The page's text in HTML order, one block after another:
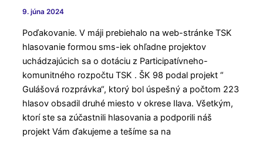
9. júna 2024
Poďakovanie. V máji prebiehalo na web-stránke TSK
hlasovanie formou sms-iek ohľadne projektov
uchádzajúcich sa o dotáciu z Participatívneho-
komunitného rozpočtu TSK . ŠK 98 podal projekt “
Gulášová rozprávka“, ktorý bol úspešný a počtom 223
hlasov obsadil druhé miesto v okrese Ilava. Všetkým,
ktorí ste sa zúčastnili hlasovania a podporili náš
projekt Vám ďakujeme a tešíme sa na